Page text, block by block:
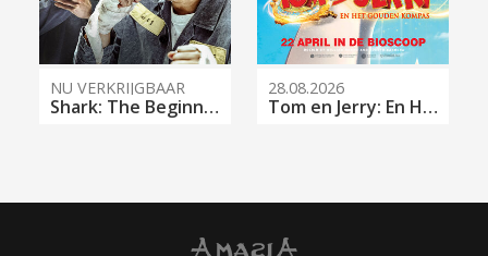
NU VERKRIJGBAAR
Shark: The Beginning
28.08.2026
Tom en Jerry: En Het Gouden Kompas